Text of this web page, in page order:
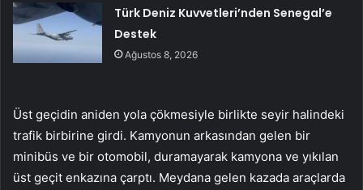
Türk Deniz Kuvvetleri’nden Senegal’e
Destek
Ağustos 8, 2026
Üst geçidin aniden yola çökmesiyle birlikte seyir halindeki
trafik birbirine girdi. Kamyonun arkasından gelen bir
minibüs ve bir otomobil, duramayarak kamyona ve yıkılan
üst geçit enkazına çarptı. Meydana gelen kazada araçlarda